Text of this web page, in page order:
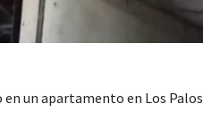
en un apartamento en Los Palos